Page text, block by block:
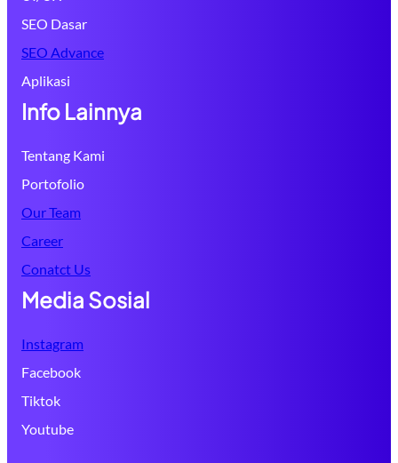
SEO Dasar
SEO Advance
Aplikasi
Info Lainnya
Tentang Kami
Portofolio
Our Team
Career
Conatct Us
Media Sosial
Instagram
Facebook
Tiktok
Youtube